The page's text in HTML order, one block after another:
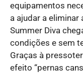
equipamentos
a ajudar a eliminar
Summer Diva
condições e sem
Graças à
efeito “pernas